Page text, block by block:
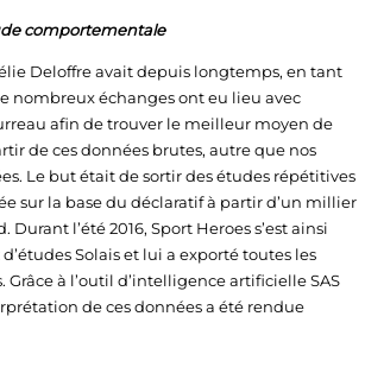
comportementale
Deloffre avait depuis longtemps, en tant
nombreux échanges ont eu lieu avec
afin de trouver le meilleur moyen de
de ces données brutes, autre que nos
Le but était de sortir des études répétitives
sur la base du déclaratif à partir d’un millier
Durant l’été 2016, Sport Heroes s’est ainsi
Solais et lui a exporté toutes les
Grâce à l’outil d’intelligence artificielle SAS
de ces données a été rendue